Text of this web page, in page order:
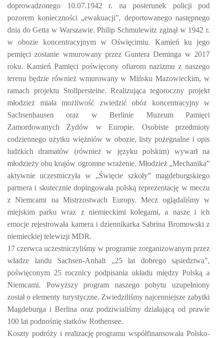
doprowadzonego 10.07.1942 r. na posterunek policji pod
pozorem konieczności „ewakuacji”, deportowanego następnego
dnia do Getta w Warszawie. Philip Schmulewitz zginął w 1942 r.
w obozie koncentracyjnym w Oświęcimiu. Kamień ku jego
pemięci zostanie wmurowany przez Guntera Deminga w 2017
roku. Kamień Pamięci poświęcony ofiarom nazizmu z naszego
terenu będzie również wmurowany w Mińsku Mazowieckim, w
ramach projektu Stollpersteine. Realizująca tegoroczny projekt
młodzież miała możliwość zwiedzić obóz koncentracyjny w
Sachsenhausen oraz w Berlinie Muzeum Pamięci
Zamordowanych Żydów w Europie. Osobiste przedmioty
codziennego użytku więżniów w obozie, listy pożegnalne i opis
ludzkich dramatów (również w języku polskim) wywarł na
młodzieży obu krajów ogromne wrażenie. Młodzież „Mechanika”
aktywnie uczestniczyła w „Święcie szkoły” magdeburgskiego
partnera i skutecznie dopingowała polską reprezentację w meczu
z Niemcami na Mistrzostwach Europy. Mecz oglądaliśmy w
miejskim parku wraz z niemieckimi kolegami, a nasze i ich
emocje rejestrowała kamera i dziennikarka Sabrina Bromowski z
niemieckiej telewizji MDR.
17 czerwca uczestniczyliśmy w programie zorganizowanym przez
władze landu Sachsen-Anhalt „25 lat dobrego sąsiedztwa”,
poświęconym 25 rocznicy podpisania układu między Polską a
Niemcami. Powyższy program naszego pobytu uzupełniony
został o elementy turystyczne. Zwiedziliśmy najcenniejsze zabytki
Magdeburga i Berlina oraz podziwialiśmy działającą od prawie
100 lat podnośnię statków Rothensee.
Koszty podróży i realizację programu współfinansowała Polsko-